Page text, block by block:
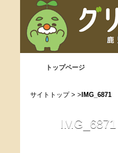
トップページ
サイトトップ> > IMG_6871
IMG_6871